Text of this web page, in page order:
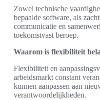
Zowel technische
bepaalde software, als
communicatie en
toekomstvast beroep.
Waarom is flexibiliteit
Flexibiliteit en
arbeidsmarkt constant
kunnen aanpassen aan
verantwoordelijkheden.